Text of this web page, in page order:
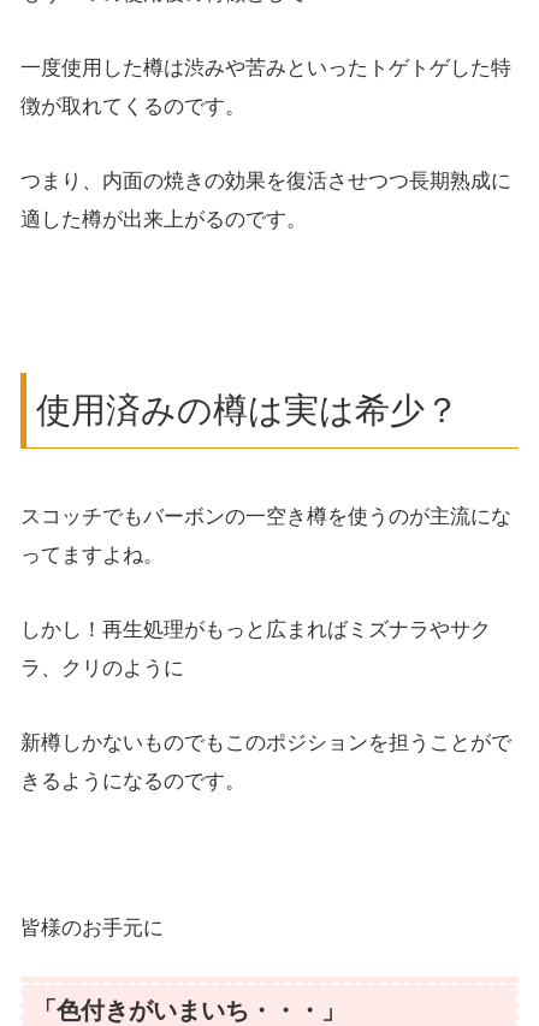
一度使用した樽は渋みや苦みといったトゲトゲした特
徴が取れてくるのです。
つまり、内面の焼きの効果を復活させつつ長期熟成に
適した樽が出来上がるのです。
使用済みの樽は実は希少？
スコッチでもバーボンの一空き樽を使うのが主流にな
ってますよね。
しかし！再生処理がもっと広まればミズナラやサク
ラ、クリのように
新樽しかないものでもこのポジションを担うことがで
きるようになるのです。
皆様のお手元に
「色付きがいまいち・・・」